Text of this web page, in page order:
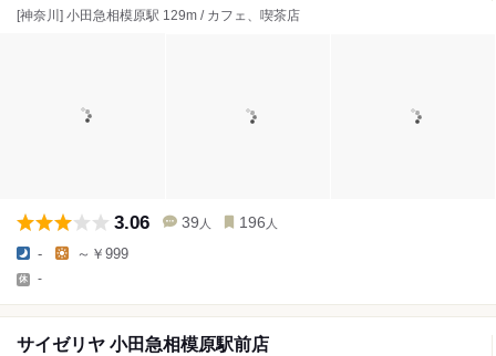
[神奈川] 小田急相模原駅 129m / カフェ、喫茶店
3.06 39 人 196 人
- ～￥999
-
サイゼリヤ 小田急相模原駅前店